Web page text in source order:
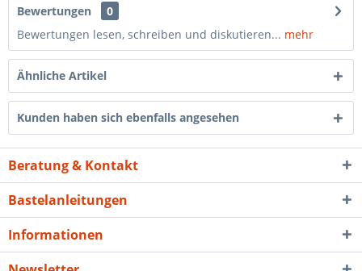
Bewertungen
0
Bewertungen lesen, schreiben und diskutieren... mehr
Ähnliche Artikel
Kunden haben sich ebenfalls angesehen
Beratung & Kontakt
Bastelanleitungen
Informationen